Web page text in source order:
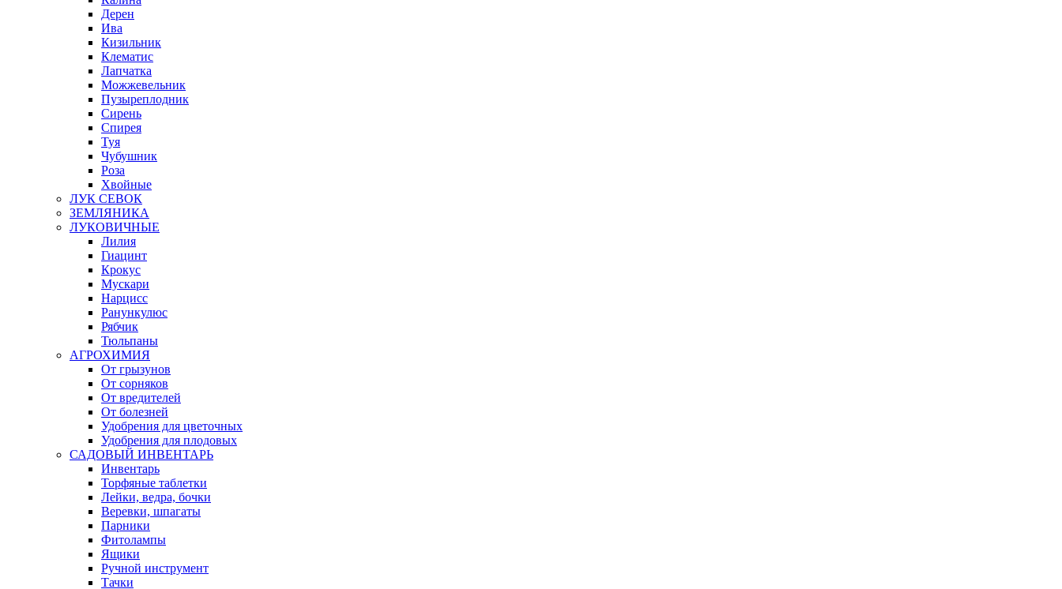
Дерен
Ива
Кизильник
Клематис
Лапчатка
Можжевельник
Пузыреплодник
Сирень
Спирея
Туя
Чубушник
Роза
Хвойные
ЛУК СЕВОК
ЗЕМЛЯНИКА
ЛУКОВИЧНЫЕ
Лилия
Гиацинт
Крокус
Мускари
Нарцисс
Ранункулюс
Рябчик
Тюльпаны
АГРОХИМИЯ
От грызунов
От сорняков
От вредителей
От болезней
Удобрения для цветочных
Удобрения для плодовых
САДОВЫЙ ИНВЕНТАРЬ
Инвентарь
Торфяные таблетки
Лейки, ведра, бочки
Веревки, шпагаты
Парники
Фитолампы
Ящики
Ручной инструмент
Тачки